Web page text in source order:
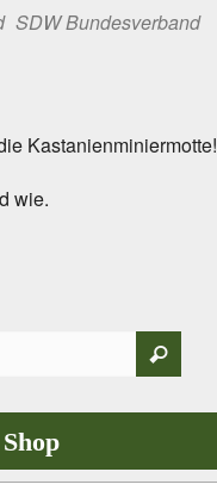
SDW Bundesverband
Kastanienminiermotte!
wie.
Suchen